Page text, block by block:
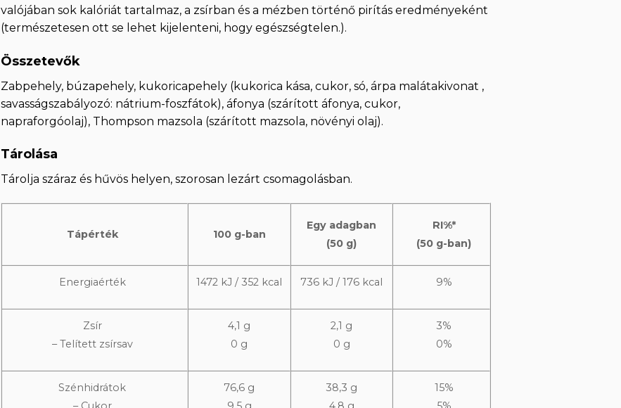
valójában sok kalóriát tartalmaz, a zsírban és a mézben történő pirítás eredményeként
(természetesen ott se lehet kijelenteni, hogy egészségtelen.).
Összetevők
Zabpehely, búzapehely, kukoricapehely (kukorica kása, cukor, só, árpa malátakivonat ,
savasságszabályozó: nátrium-foszfátok), áfonya (szárított áfonya, cukor,
napraforgóolaj), Thompson mazsola (szárított mazsola, növényi olaj).
Tárolása
Tárolja száraz és hűvös helyen, szorosan lezárt csomagolásban.
Tápérték 100 g-ban
Egy adagban
(50 g)
RI%*
(50 g-ban)
Energiaérték 1472 kJ / 352 kcal 736 kJ / 176 kcal 9%
Zsír
– Telített zsírsav
4,1 g
0 g
2,1 g
0 g
3%
0%
Szénhidrátok
76,6 g
38,3 g
15%